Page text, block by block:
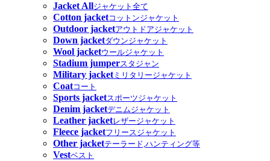
Jacket Allジャケット全て
Cotton jacketコットンジャケット
Outdoor jacketアウトドアジャケット
Down jacketダウンジャケット
Wool jacketウールジャケット
Stadium jumperスタジャン
Military jacketミリタリージャケット
Coatコート
Sports jacketスポーツジャケット
Denim jacketデニムジャケット
Leather jacketレザージャケット
Fleece jacketフリースジャケット
Other jacketテーラード,ハンティング等
Vestベスト